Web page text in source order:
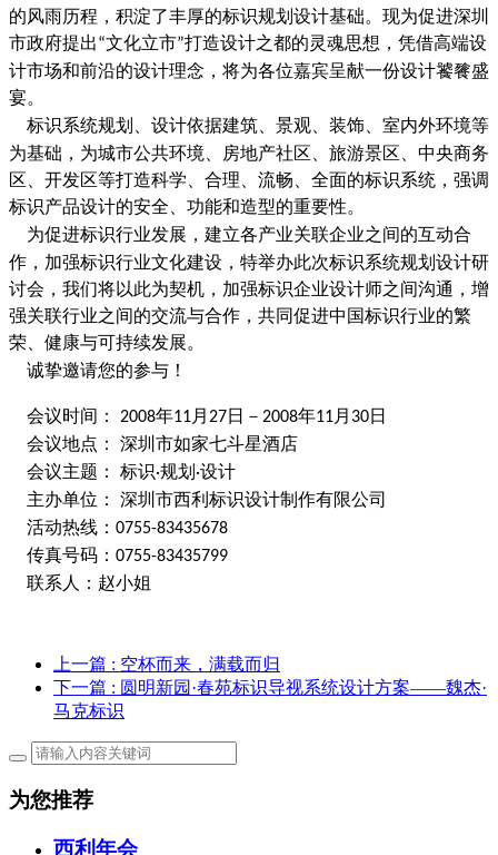
的风雨历程，积淀了丰厚的标识规划设计基础。现为促进深圳
市政府提出“文化立市”打造设计之都的灵魂思想，凭借高端设
计市场和前沿的设计理念，将为各位嘉宾呈献一份设计饕餮盛
宴。
标识系统规划、设计依据建筑、景观、装饰、室内外环境等
为基础，为城市公共环境、房地产社区、旅游景区、中央商务
区、开发区等打造科学、合理、流畅、全面的标识系统，强调
标识产品设计的安全、功能和造型的重要性。
为促进标识行业发展，建立各产业关联企业之间的互动合
作，加强标识行业文化建设，特举办此次标识系统规划设计研
讨会，我们将以此为契机，加强标识企业设计师之间沟通，增
强关联行业之间的交流与合作，共同促进中国标识行业的繁
荣、健康与可持续发展。
诚挚邀请您的参与！
会议时间： 2008年11月 27日－ 2008年11月 30日
会议地点： 深圳市如家七斗星酒店
会议主题： 标识·规划 ·设计
主办单位： 深圳市西利标识设计制作有限公司
活动热线： 0755-83435678
传真号码： 0755-83435799
联系人：赵小姐
上一篇 : 空杯而来，满载而归
下一篇 : 圆明新园·春苑标识导视系统设计方案——魏杰·
马克标识
为您推荐
西利年会